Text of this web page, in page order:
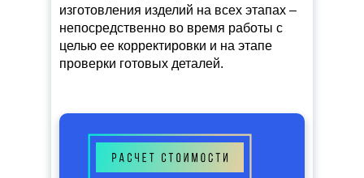
изготовления изделий на всех этапах –
непосредственно во время работы с
целью ее корректировки и на этапе
проверки готовых деталей.